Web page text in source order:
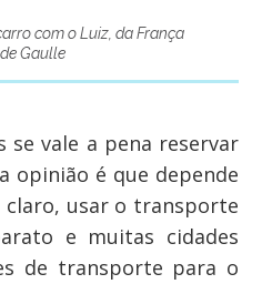
com o Luiz, da França
Gaulle
se vale a pena reservar
opinião é que depende
claro, usar o transporte
e muitas cidades
de transporte para o